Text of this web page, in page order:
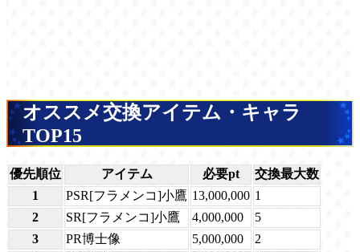
オススメ交換アイテム・キャラ
TOP15
優先順位 アイテム 必要pt
交換最大数
1
PSR[フラメンコ]小鷹 13,000,000 1
2
SR[フラメンコ]小鷹 4,000,000
5
3
PR博士像 5,000,000
2